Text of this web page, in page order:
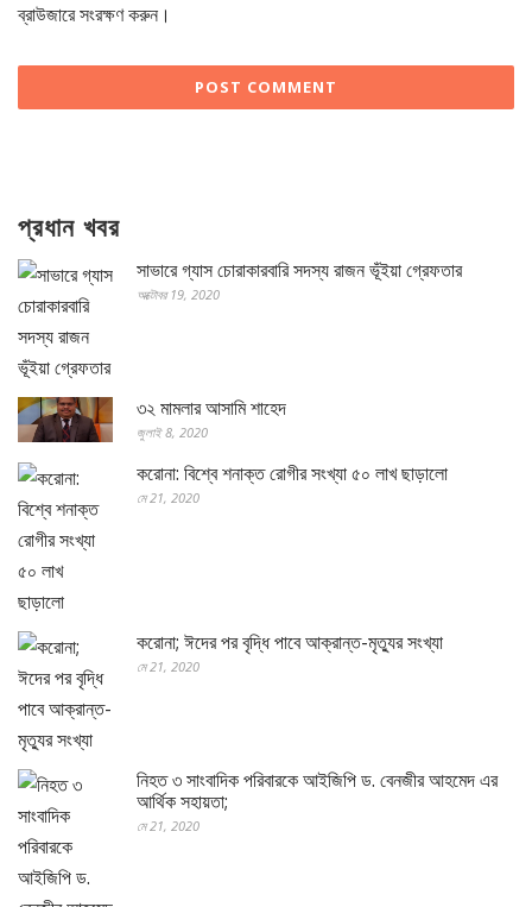
ব্রাউজারে সংরক্ষণ করুন।
প্রধান খবর
সাভারে গ্যাস চোরাকারবারি সদস্য রাজন ভূঁইয়া গ্রেফতার
অক্টোবর 19, 2020
৩২ মামলার আসামি শাহেদ
জুলাই 8, 2020
করোনা: বিশ্বে শনাক্ত রোগীর সংখ্যা ৫০ লাখ ছাড়ালো
মে 21, 2020
করোনা; ঈদের পর বৃদ্ধি পাবে আক্রান্ত-মৃত্যুর সংখ্যা
মে 21, 2020
নিহত ৩ সাংবাদিক পরিবারকে আইজিপি ড. বেনজীর আহমেদ এর
আর্থিক সহায়তা;
মে 21, 2020